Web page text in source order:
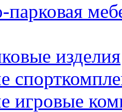
парковая
изделия
игровые